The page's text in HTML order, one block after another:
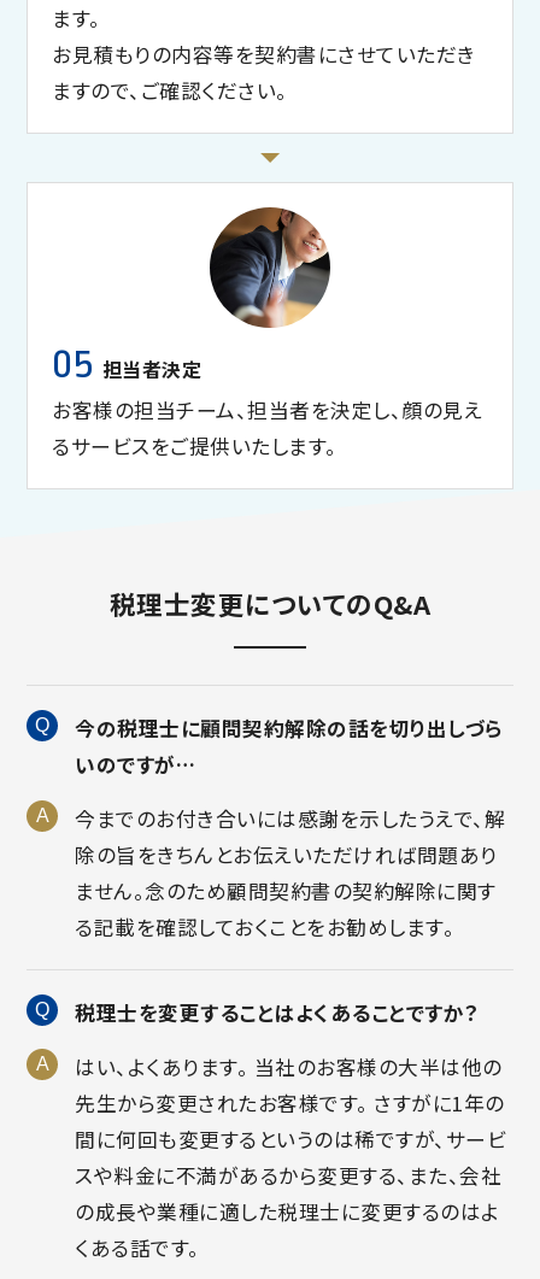
ます。
お見積もりの内容等を契約書にさせていただき
ますので、ご確認ください。
05 担当者決定
お客様の担当チーム、担当者を決定し、顔の見え
るサービスをご提供いたします。
税理士変更についてのQ&A
今の税理士に顧問契約解除の話を切り出しづら
いのですが…
今までのお付き合いには感謝を示したうえで、解
除の旨をきちんとお伝えいただければ問題あり
ません。念のため顧問契約書の契約解除に関す
る記載を確認しておくことをお勧めします。
税理士を変更することはよくあることですか？
はい、よくあります。 当社のお客様の大半は他の
先生から変更されたお客様です。 さすがに1年の
間に何回も変更するというのは稀ですが、サービ
スや料金に不満があるから変更する、また、会社
の成長や業種に適した税理士に変更するのはよ
くある話です。